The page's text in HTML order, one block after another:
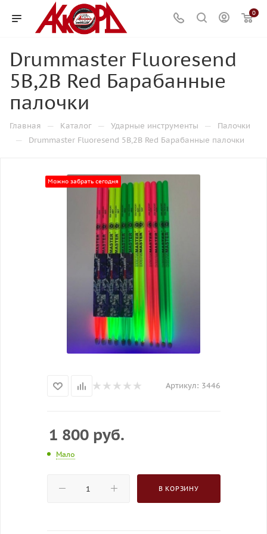
0
Drummaster Fluoresend
5B,2B Red Барабанные
палочки
Главная — Каталог — Ударные инструменты — Палочки
— Drummaster Fluoresend 5B,2B Red Барабанные палочки
Можно забрать сегодня
Артикул: 3446
1 800руб.
Мало
В КОРЗИНУ